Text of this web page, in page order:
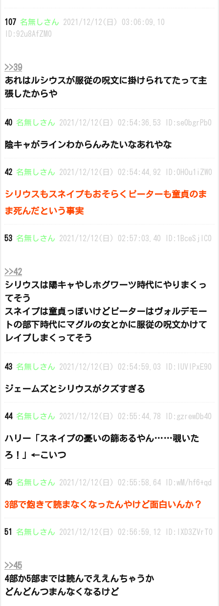
107 名無しさん 2021/12/12(日) 03:06:09.10
ID:92u8AfZM0
>>39
あれはルシウスが服従の呪文に掛けられてたって主
張したからや
40 名無しさん 2021/12/12(日) 02:54:36.53 ID:se0bgrPb0
陰キャがラインわからんみたいなあれやな
42 名無しさん 2021/12/12(日) 02:54:44.92 ID:0HOu1iZW0
シリウスもスネイプもおそらくピーターも童貞のま
ま死んだという事実
53 名無しさん 2021/12/12(日) 02:57:03.40 ID:1BceSjIC0
>>42
シリウスは陽キャやしホグワーツ時代にやりまくっ
てそう
スネイプは童貞っぽいけどピーターはヴォルデモー
トの部下時代にマグルの女とかに服従の呪文かけて
レイプしまくってそう
43 名無しさん 2021/12/12(日) 02:54:59.03 ID:IUVIPxE90
ジェームズとシリウスがクズすぎる
44 名無しさん 2021/12/12(日) 02:55:44.78 ID:gzrewDb40
ハリー「スネイプの憂いの篩あるやん……覗いた
ろ！」←こいつ
45 名無しさん 2021/12/12(日) 02:55:58.64 ID:wM/hf6+qd
3部で飽きて読まなくなったんやけど面白いんか？
51 名無しさん 2021/12/12(日) 02:56:59.12 ID:IXD3ZVrT0
>>45
4部か5部までは読んでええんちゃうか
どんどんつまんなくなるけど